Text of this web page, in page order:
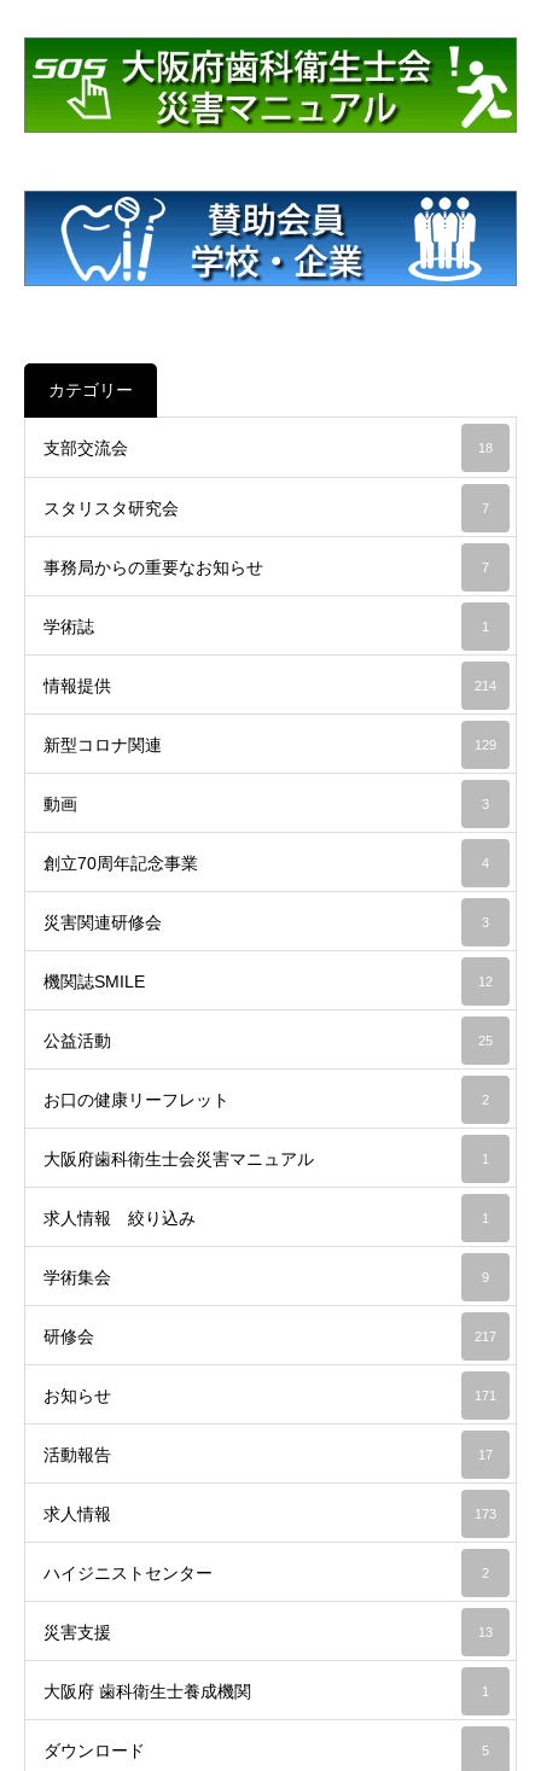
カテゴリー
支部交流会 18
スタリスタ研究会 7
事務局からの重要なお知らせ 7
学術誌 1
情報提供 214
新型コロナ関連 129
動画 3
創立70周年記念事業 4
災害関連研修会 3
機関誌SMILE 12
公益活動 25
お口の健康リーフレット 2
大阪府歯科衛生士会災害マニュアル 1
求人情報 絞り込み 1
学術集会 9
研修会 217
お知らせ 171
活動報告 17
求人情報 173
ハイジニストセンター 2
災害支援 13
大阪府 歯科衛生士養成機関 1
ダウンロード 5